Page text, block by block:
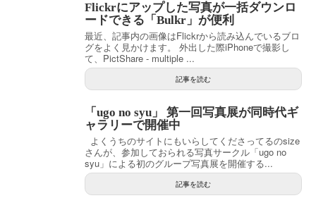
Flickrにアップした写真が一括ダウンロ
ードできる「Bulkr」が便利
最近、記事内の画像はFlickrから読み込んでいるブロ
グをよく見かけます。 外出した際iPhoneで撮影し
て、PictShare - multiple ...
記事を読む
「ugo no syu」 第一回写真展が同時代ギ
ャラリーで開催中
よくうちのサイトにもいらしてくださってるのsize
さんが、参加しておられる写真サークル「ugo no
syu」による初のグループ写真展を開催する...
記事を読む